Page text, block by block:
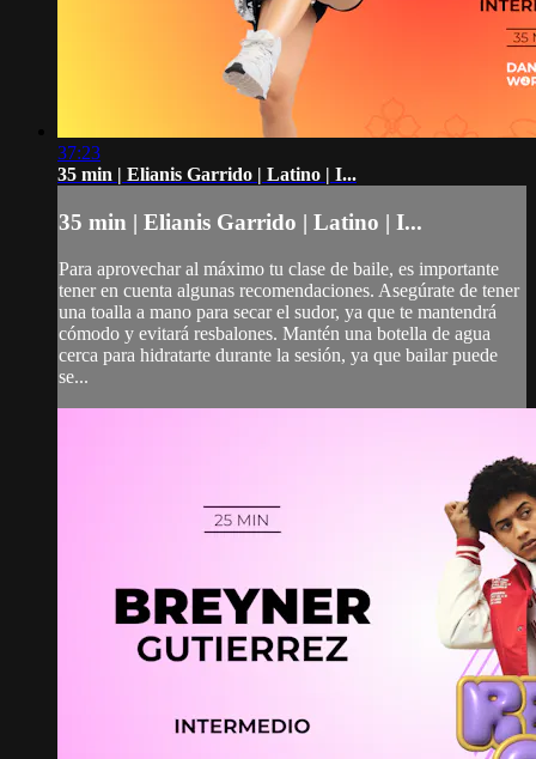
37:23
35 min | Elianis Garrido | Latino | I...
35 min | Elianis Garrido | Latino | I...
Para aprovechar al máximo tu clase de baile, es importante
tener en cuenta algunas recomendaciones. Asegúrate de tener
una toalla a mano para secar el sudor, ya que te mantendrá
cómodo y evitará resbalones. Mantén una botella de agua
cerca para hidratarte durante la sesión, ya que bailar puede
se...